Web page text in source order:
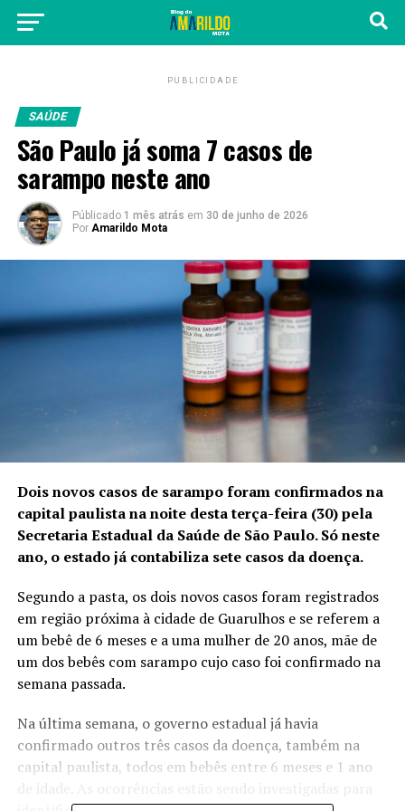
PUBLICIDADE
SAÚDE
São Paulo já soma 7 casos de
sarampo neste ano
Públicado 1 mês atrás em 30 de junho de 2026
Por Amarildo Mota
Dois novos casos de sarampo foram confirmados na
capital paulista na noite desta terça-feira (30) pela
Secretaria Estadual da Saúde de São Paulo. Só neste
ano, o estado já contabiliza sete casos da doença.
Segundo a pasta, os dois novos casos foram registrados
em região próxima à cidade de Guarulhos e se referem a
um bebê de 6 meses e a uma mulher de 20 anos, mãe de
um dosbebês com sarampo cujo caso foi confirmado na
semana passada.
Na última semana, o governo estadual já havia
confirmado outros três casos da doença, também na
capital paulista, todos em bebês entre 6 meses e 1 ano